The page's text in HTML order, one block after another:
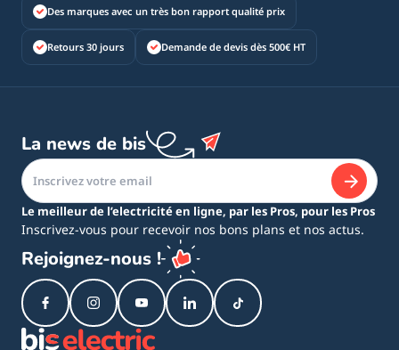
Des marques avec un très bon rapport qualité prix
Retours 30 jours Demande de devis dès 500€ HT
La news de bis
Le meilleur de l’electricité en ligne, par les Pros, pour les Pros
Inscrivez-vous pour recevoir nos bons plans et nos actus.
Rejoignez-nous !